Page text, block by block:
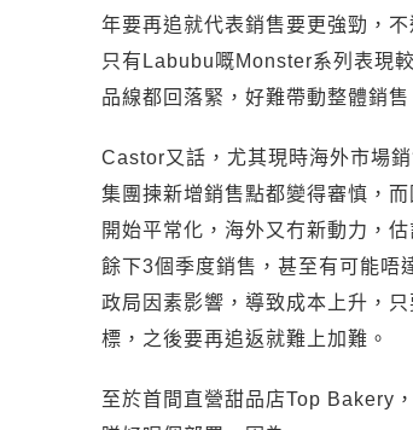
年要再追就代表銷售要更強勁，
只有Labubu嘅Monster系列表現
品線都回落緊，好難帶動整體銷售
Castor又話，尤其現時海外市場銷
集團揀新增銷售點都變得審慎，
開始平常化，海外又冇新動力，
餘下3個季度銷售，甚至有可能唔
政局因素影響，導致成本上升，
標，之後要再追返就難上加難。
至於首間直營甜品店Top Bakery